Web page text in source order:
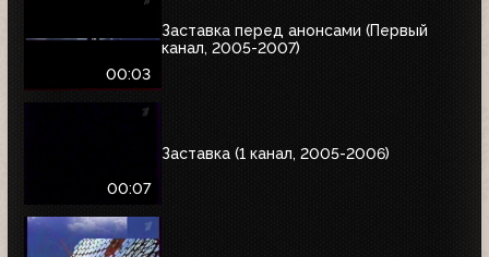
00:03
Заставка перед анонсами (Первый
канал, 2005-2007)
00:07
Заставка (1 канал, 2005-2006)